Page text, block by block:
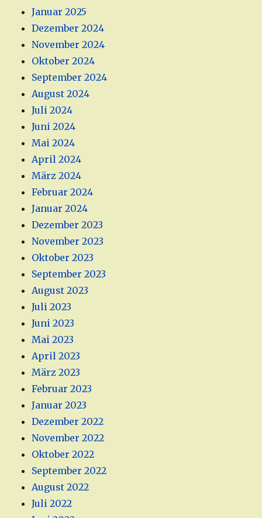
Januar 2025
Dezember 2024
November 2024
Oktober 2024
September 2024
August 2024
Juli 2024
Juni 2024
Mai 2024
April 2024
März 2024
Februar 2024
Januar 2024
Dezember 2023
November 2023
Oktober 2023
September 2023
August 2023
Juli 2023
Juni 2023
Mai 2023
April 2023
März 2023
Februar 2023
Januar 2023
Dezember 2022
November 2022
Oktober 2022
September 2022
August 2022
Juli 2022